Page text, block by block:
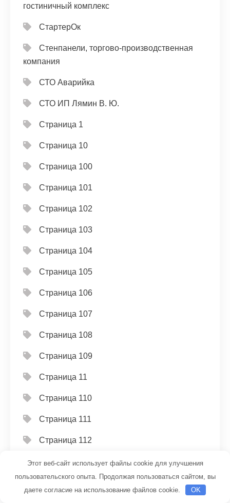
гостиничный комплекс
СтартерОк
Стенпанели, торгово-производственная
компания
СТО Аварийка
СТО ИП Лямин В. Ю.
Страница 1
Страница 10
Страница 100
Страница 101
Страница 102
Страница 103
Страница 104
Страница 105
Страница 106
Страница 107
Страница 108
Страница 109
Страница 11
Страница 110
Страница 111
Страница 112
Страница 113
Этот веб-сайт использует файлы cookie для улучшения
пользовательского опыта. Продолжая пользоваться сайтом, вы
даете согласие на использование файлов cookie.
OK